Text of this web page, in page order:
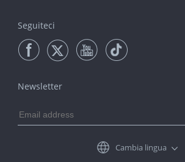
Seguiteci
Newsletter
Cambia lingua